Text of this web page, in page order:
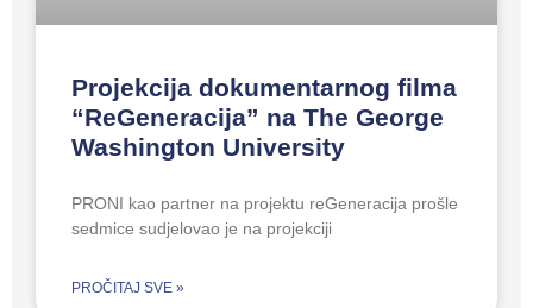
Projekcija dokumentarnog filma
“ReGeneracija” na The George
Washington University
PRONI kao partner na projektu reGeneracija prošle
sedmice sudjelovao je na projekciji
PROČITAJ SVE »